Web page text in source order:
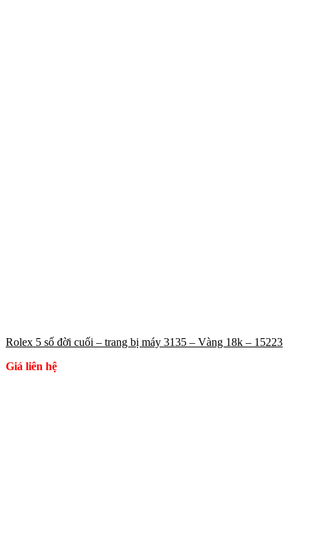
Rolex 5 số đời cuối – trang bị máy 3135 – Vàng 18k – 15223
Giá liên hệ